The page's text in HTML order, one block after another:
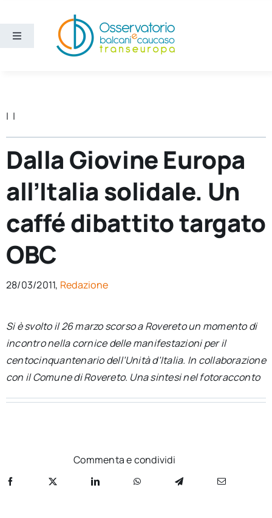
contenuto
Toggle
Ricerca e divulgazione
Sezioni
Chi siamo
Cerca
per:
| |
Dalla Giovine Europa
all’Italia solidale. Un
caffé dibattito targato
OBC
28/03/2011, Redazione
Si è svolto il 26 marzo scorso a Rovereto un momento di
incontro nella cornice delle manifestazioni per il
centocinquantenario dell’Unità d’Italia. In collaborazione
con il Comune di Rovereto. Una sintesi nel fotoracconto
Commenta e condividi